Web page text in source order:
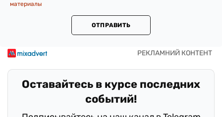
материалы
ОТПРАВИТЬ
Оставайтесь в курсе последних
событий!